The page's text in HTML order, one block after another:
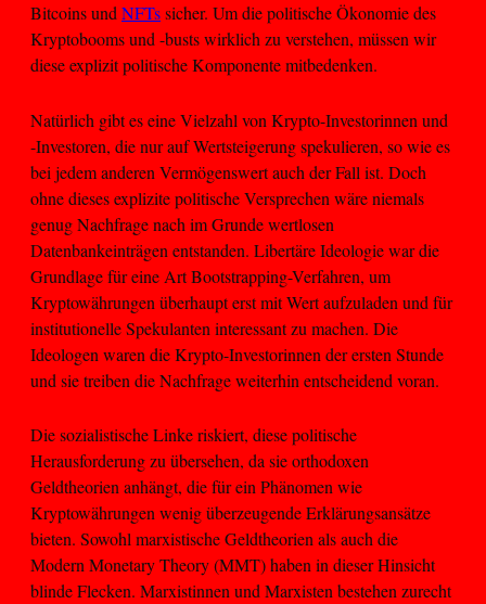
Bitcoins und NFTssicher. Um die politische Ökonomie des
Kryptobooms und -busts wirklich zu verstehen, müssen wir
diese explizit politische Komponente mitbedenken.
Natürlich gibt es eine Vielzahl von Krypto-Investorinnen und
-Investoren, die nur auf Wertsteigerung spekulieren, so wie es
bei jedem anderen Vermögenswert auch der Fall ist. Doch
ohne dieses explizite politische Versprechen wäre niemals
genug Nachfrage nach im Grunde wertlosen
Datenbankeinträgen entstanden. Libertäre Ideologie war die
Grundlage für eine Art Bootstrapping-Verfahren, um
Kryptowährungen überhaupt erst mit Wert aufzuladen und für
institutionelle Spekulanten interessant zu machen. Die
Ideologen waren die Krypto-Investorinnen der ersten Stunde
und sie treiben die Nachfrage weiterhin entscheidend voran.
Die sozialistische Linke riskiert, diese politische
Herausforderung zu übersehen, da sie orthodoxen
Geldtheorien anhängt, die für ein Phänomen wie
Kryptowährungen wenig überzeugende Erklärungsansätze
bieten. Sowohl marxistische Geldtheorien als auch die
Modern Monetary Theory (MMT) haben in dieser Hinsicht
blinde Flecken. Marxistinnen und Marxisten bestehen zurecht